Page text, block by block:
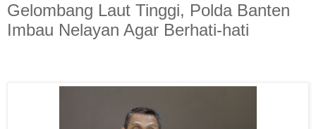
Gelombang Laut Tinggi, Polda Banten
Imbau Nelayan Agar Berhati-hati